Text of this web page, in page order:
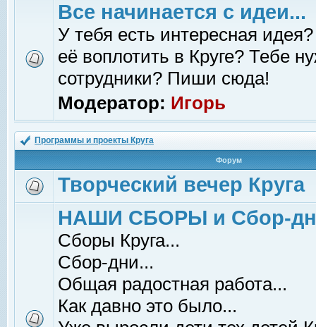
Все начинается с идеи...
У тебя есть интересная
её воплотить в Круге? Тебе
сотрудники? Пиши сюда!
Модератор: Игорь
Программы и проекты Круга
Форум
Творческий вечер Круга
НАШИ СБОРЫ и Сбор-
Сборы Круга...
Сбор-дни...
Общая радостная работа...
Как давно это было...